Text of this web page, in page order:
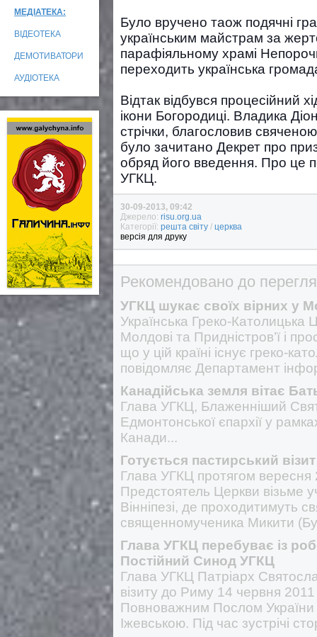
МЕДІАТЕКА:
ВІДЕОТЕКА
ДЕМОТИВАТОРИ
АУДІОТЕКА
Було вручено таож подячні
українським майстрам за
парафіяльному храмі
переходить українська
Відтак відбувся процесійний
ікони Богородиці. Владика
стрічки, благословив
було зачитано Декрет про
обряд його введення. Про це
УГКЦ.
30-09-2013, 09:42
Джерело: risu.org.ua
Категорії: решта світу / церква
версія для друку
Рекомендовано до
УГКЦ шукає своїх вірних у
Українська Греко-Католицька
Молдові та Придністров’ї і
що у цій країні існує греко-
повідомляє Департамент
Канадійська земля вітає
Глава УГКЦ, Блаженніший
Едмонтонської єпархії у
Канади...
Готується пастирський
Глава УГКЦ протягом вересня
Предстоятель Церкви візьме
Вінніпезі, де проходитимуть
священномученика Микити
Глава УГКЦ перебуває із
Постійний Синод УГКЦ
Глава УГКЦ Патріарх
візиту до Риму 14 червня 2011
Повноважним Послом
Іжевською. Під час зустрічі